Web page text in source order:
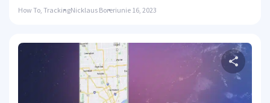
How To TrackingNicklaus Boreriunie 16, 2023